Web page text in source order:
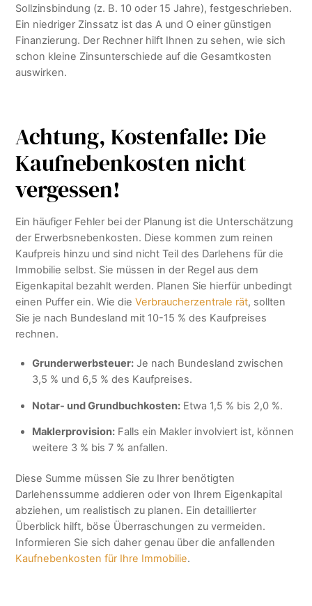
Sollzinsbindung (z. B. 10 oder 15 Jahre), festgeschrieben.
Ein niedriger Zinssatz ist das A und O einer günstigen
Finanzierung. Der Rechner hilft Ihnen zu sehen, wie sich
schon kleine Zinsunterschiede auf die Gesamtkosten
auswirken.
Achtung, Kostenfalle: Die
Kaufnebenkosten nicht
vergessen!
Ein häufiger Fehler bei der Planung ist die Unterschätzung
der Erwerbsnebenkosten. Diese kommen zum reinen
Kaufpreis hinzu und sind nicht Teil des Darlehens für die
Immobilie selbst. Sie müssen in der Regel aus dem
Eigenkapital bezahlt werden. Planen Sie hierfür unbedingt
einen Puffer ein. Wie dieVerbraucherzentrale rät, sollten
Sie je nach Bundesland mit 10-15 % des Kaufpreises
rechnen.
Grunderwerbsteuer:Je nach Bundesland zwischen
3,5 % und 6,5 % des Kaufpreises.
Notar- und Grundbuchkosten:Etwa 1,5 % bis 2,0 %.
Maklerprovision:Falls ein Makler involviert ist, können
weitere 3 % bis 7 % anfallen.
Diese Summe müssen Sie zu Ihrer benötigten
Darlehenssumme addieren oder von Ihrem Eigenkapital
abziehen, um realistisch zu planen. Ein detaillierter
Überblick hilft, böse Überraschungen zu vermeiden.
Informieren Sie sich daher genau über die anfallenden
Kaufnebenkosten für Ihre Immobilie.